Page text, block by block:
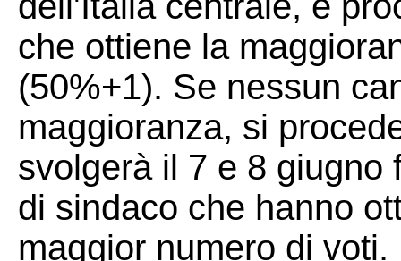
che ottiene la
(50%+1). Se nessun
maggioranza, si
svolgerà il 7 e 8 giugno
di sindaco che hanno
maggior numero di voti.